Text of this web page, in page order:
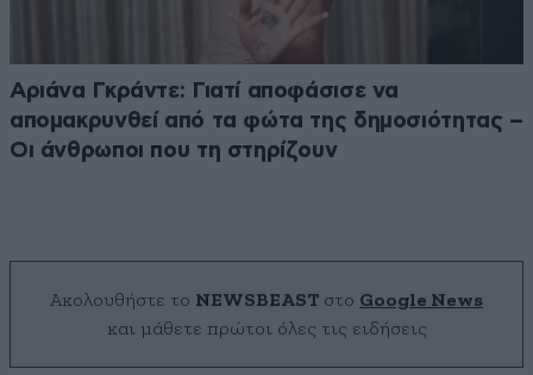
Αριάνα Γκράντε: Γιατί αποφάσισε να
απομακρυνθεί από τα φώτα της δημοσιότητας –
Οι άνθρωποι που τη στηρίζουν
Ακολουθήστε το NEWSBEAST στο Google News
και μάθετε πρώτοι όλες τις ειδήσεις